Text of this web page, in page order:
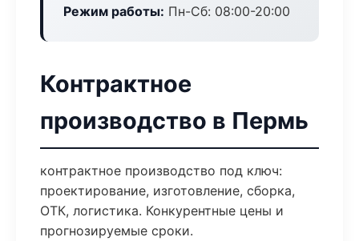
Режим работы: Пн-Сб: 08:00-20:00
Контрактное
производство в Пермь
контрактное производство под ключ:
проектирование, изготовление, сборка,
ОТК, логистика. Конкурентные цены и
прогнозируемые сроки.